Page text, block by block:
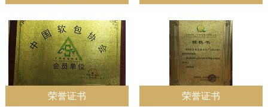
荣誉证书 荣誉证书